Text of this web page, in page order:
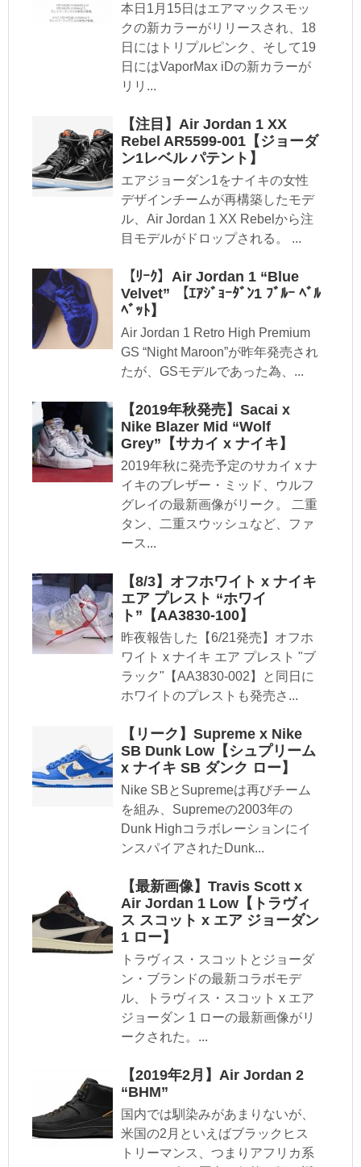
本日1月15日はエアマックスモッ
クの新カラーがリリースされ、18
日にはトリプルピンク、そして19
日にはVaporMax iDの新カラーが
リリ...
【注目】Air Jordan 1 XX
Rebel AR5599-001【ジョーダ
ン1レベル パテント】
エアジョーダン1をナイキの女性
デザインチームが再構築したモデ
ル、Air Jordan 1 XX Rebelから注
目モデルがドロップされる。 ...
【ﾘｰｸ】Air Jordan 1 “Blue
Velvet” 【ｴｱｼﾞｮｰﾀﾞﾝ1 ﾌﾞﾙｰ ﾍﾞﾙ
ﾍﾞｯﾄ】
Air Jordan 1 Retro High Premium
GS “Night Maroon”が昨年発売され
たが、GSモデルであった為、...
【2019年秋発売】Sacai x
Nike Blazer Mid “Wolf
Grey”【サカイ x ナイキ】
2019年秋に発売予定のサカイ x ナ
イキのブレザー・ミッド、ウルフ
グレイの最新画像がリーク。 二重
タン、二重スウッシュなど、ファ
ース...
【8/3】オフホワイト x ナイキ
エア プレスト “ホワイ
ト”【AA3830-100】
昨夜報告した【6/21発売】オフホ
ワイト x ナイキ エア プレスト "ブ
ラック"【AA3830-002】と同日に
ホワイトのプレストも発売さ...
【リーク】Supreme x Nike
SB Dunk Low【シュプリーム
x ナイキ SB ダンク ロー】
Nike SBとSupremeは再びチーム
を組み、Supremeの2003年の
Dunk Highコラボレーションにイ
ンスパイアされたDunk...
【最新画像】Travis Scott x
Air Jordan 1 Low【トラヴィ
ス スコット x エア ジョーダン
1 ロー】
トラヴィス・スコットとジョーダ
ン・ブランドの最新コラボモデ
ル、トラヴィス・スコット x エア
ジョーダン 1 ローの最新画像がリ
ークされた。...
【2019年2月】Air Jordan 2
“BHM”
国内では馴染みがあまりないが、
米国の2月といえばブラックヒス
トリーマンス、つまりアフリカ系